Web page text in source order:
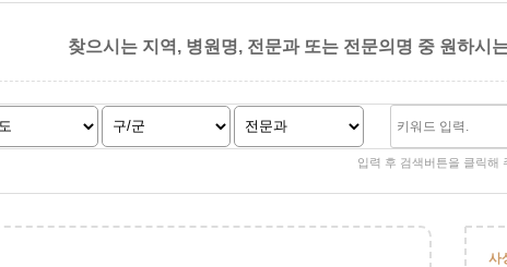
찾으시는 지역, 병원명, 전문과 또는 전문의명 중 원하시
입력 후 검색버튼을 클릭해
사